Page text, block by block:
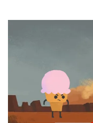
Giấy phép hoạt động
Vũ
Tổng đài VTV:
024.38
Ðiện thoại Thời báo VTV:
Email:toasoan@vtv.vn